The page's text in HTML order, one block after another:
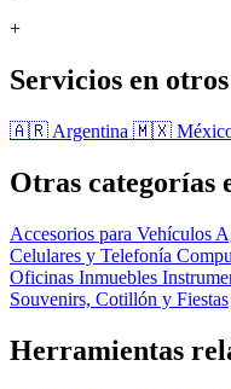
+
Servicios en
🇦🇷 Argentina 🇲🇽
Otras categorías
Accesorios para Vehículos
Celulares y Telefonía
Oficinas Inmuebles
Souvenirs, Cotillón y Fiestas
Herramientas